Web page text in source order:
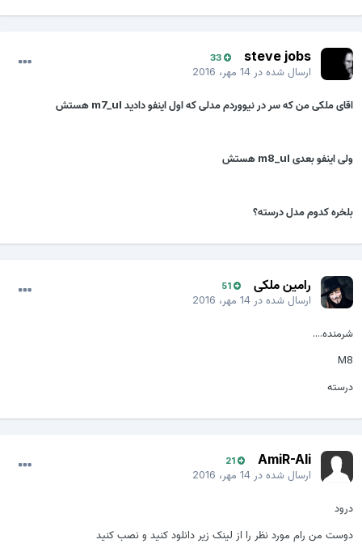
steve jobs
33
ارسال شده در14 مهر، 2016
اقای ملکی من که سر در نیووردم مدلی که اول اینفو دادید m7_ul هستش
ولی اینفو بعدی m8_ul هستش
بلخره کدوم مدل درسته؟
رامین ملکی 51
ارسال شده در14 مهر، 2016
شرمنده....
M8
درسته
AmiR-Ali
21
ارسال شده در14 مهر، 2016
درود
دوست من رام مورد نظر را از لینک زیر دانلود کنید و نصب کنید